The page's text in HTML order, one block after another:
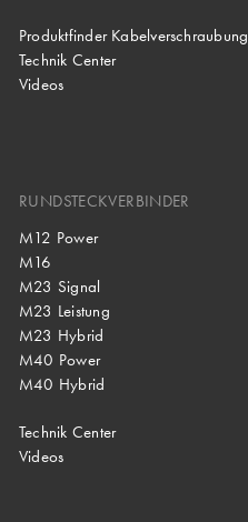
Produktfinder Kabelverschraubung
Technik Center
Videos
RUNDSTECKVERBINDER
M12 Power
M16
M23 Signal
M23 Leistung
M23 Hybrid
M40 Power
M40 Hybrid
Technik Center
Videos